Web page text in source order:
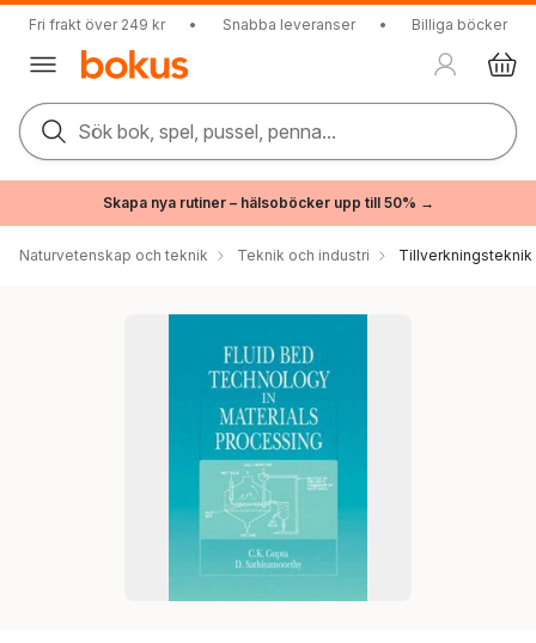
Fri frakt över 249 kr • Snabba leveranser • Billiga böcker
Sök bok, spel, pussel, penna...
Skapa nya rutiner – hälsoböcker upp till 50% →
Naturvetenskap och teknik Teknik och industri Tillverkningsteknik